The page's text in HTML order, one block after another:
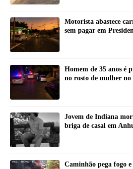
Motorista abastece
sem pagar em
Homem de 35 anos é
no rosto de mulher
Jovem de Indiana
briga de casal em
Caminhão pega fogo